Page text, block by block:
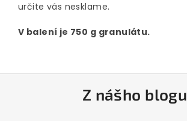
určite vás nesklame.
V balení je 750 g granulátu.
Z nášho blogu